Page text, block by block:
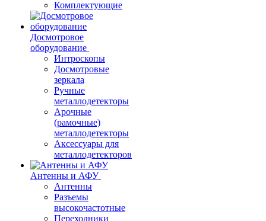
Комплектующие
Досмотровое
оборудование
Интроскопы
Досмотровые
зеркала
Ручные
металлодетекторы
Арочные
(рамочные)
металлодетекторы
Аксессуары для
металлодетекторов
Антенны и АФУ
Антенны
Разъемы
высокочастотные
Переходники